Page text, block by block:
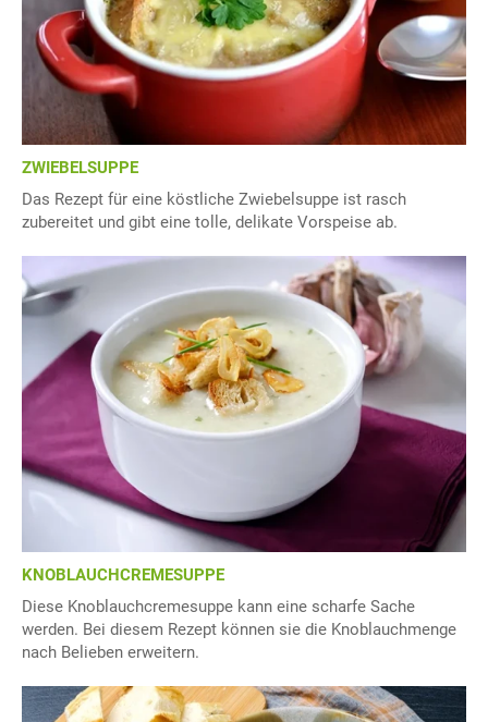
ZWIEBELSUPPE
Das Rezept für eine köstliche Zwiebelsuppe ist rasch
zubereitet und gibt eine tolle, delikate Vorspeise ab.
KNOBLAUCHCREMESUPPE
Diese Knoblauchcremesuppe kann eine scharfe Sache
werden. Bei diesem Rezept können sie die Knoblauchmenge
nach Belieben erweitern.